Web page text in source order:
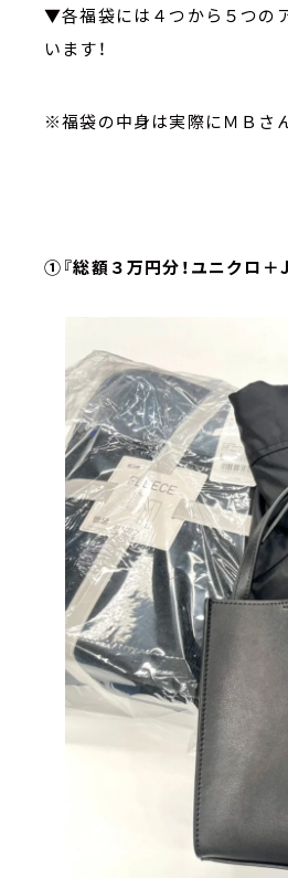
▼各福袋には４つから５つの
います！
※福袋の中身は実際にＭＢさ
①『総額３万円分！ユニクロ＋J